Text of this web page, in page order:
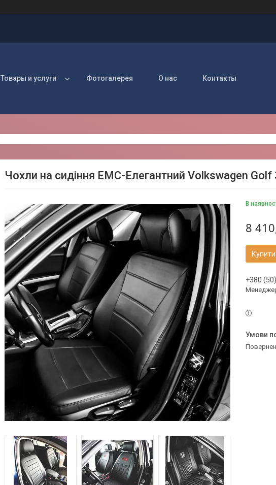
Товары и услуги Фотогалерея О нас Контакты
Чохли на сидіння EMC-Елегантний Volkswagen
В
8
Купити
+380